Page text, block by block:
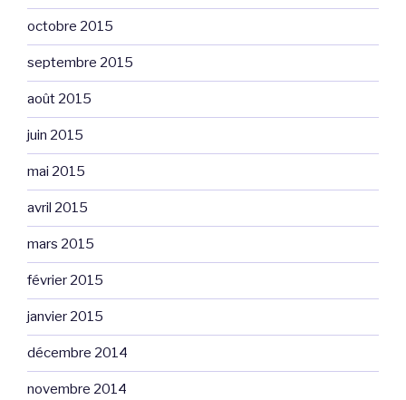
octobre 2015
septembre 2015
août 2015
juin 2015
mai 2015
avril 2015
mars 2015
février 2015
janvier 2015
décembre 2014
novembre 2014